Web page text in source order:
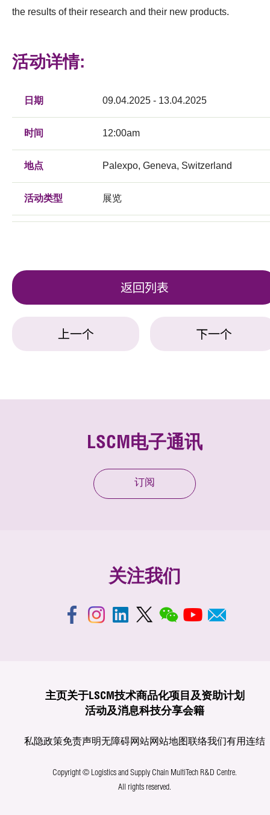
the results of their research and their new products.
活动详情:
日期 09.04.2025 - 13.04.2025
时间 12:00am
地点 Palexpo, Geneva, Switzerland
活动类型 展览
返回列表
上一个 下一个
LSCM电子通讯
订阅
关注我们
主页关于LSCM技术商品化项目及资助计划
活动及消息科技分享会籍
私隐政策免责声明无障碍网站网站地图联络我们有用连结
Copyright © Logistics and Supply Chain MultiTech R&D Centre.
All rights reserved.